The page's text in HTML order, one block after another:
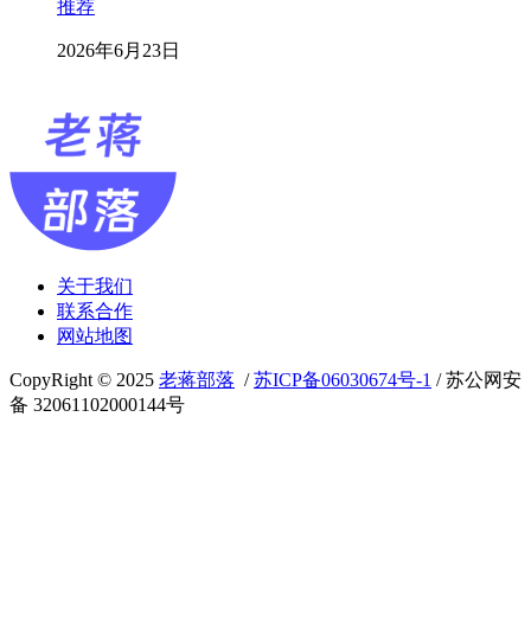
推荐
2026年6月23日
关于我们
联系合作
网站地图
CopyRight © 2025 老蒋部落 /苏ICP备06030674号-1 / 苏公网安
备 32061102000144号